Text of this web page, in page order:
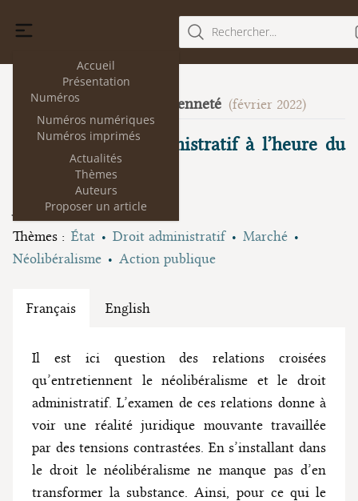
Accueil
Présentation
Numéros
Numéros numériques
Numéros imprimés
Actualités
Thèmes
Auteurs
Proposer un article
Rechercher...
27 Formes de la citoyenneté (février 2022)
Faire du droit administratif à l’heure du
néolibéralisme
Jacques Caillosse
Thèmes : État Droit administratif
Marché
Néolibéralisme
Action publique
Français English
Il est ici question des relations croisées
qu’entretiennent le néolibéralisme et le droit
administratif. L’examen de ces relations donne à
voir une réalité juridique mouvante travaillée
par des tensions contrastées. En s’installant dans
le droit le néolibéralisme ne manque pas d’en
transformer la substance. Ainsi, pour ce qui le